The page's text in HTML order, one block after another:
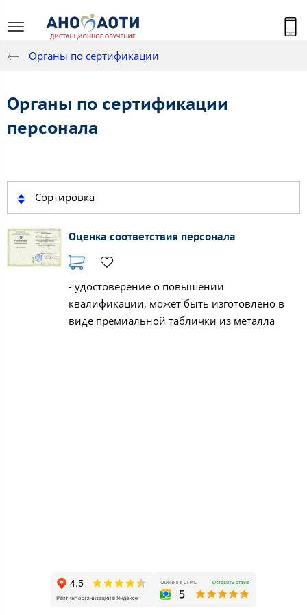
Органы по сертификации
Органы по сертификации
персонала
Сортировка
Оценка соответствия персонала
- удостоверение о повышении
квалификации, может быть изготовлено в
виде премиальной таблички из металла